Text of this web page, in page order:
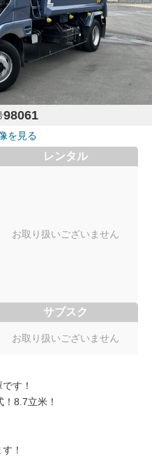
98061
を見る
レンタル
お取り扱いございません
サブスク
お取り扱いございません
す！
8.7立米！
！